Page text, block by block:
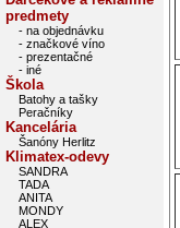
predmety
- na objednávku
- značkové víno
- prezentačné
- iné
Škola
Batohy a tašky
Peračníky
Kancelária
Šanóny Herlitz
Klimatex-odevy
SANDRA
TADA
ANITA
MONDY
ALEX